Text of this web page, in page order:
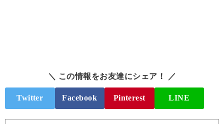
＼ この情報をお友達にシェア！ ／
Twitter Facebook Pinterest LINE